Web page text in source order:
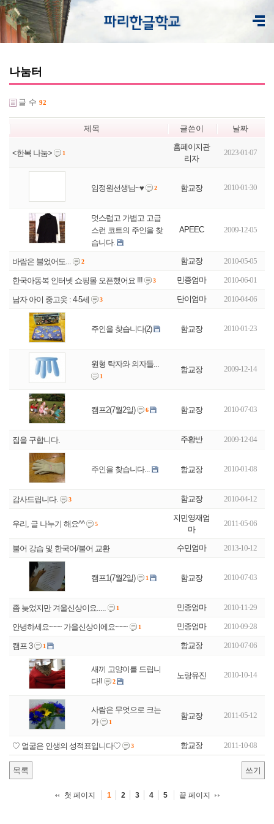
나눔터
글 수 92
제목 글쓴이 날짜
<한복 나눔> 1
홈페이지관
리자
2023-01-07
임정원선생님~♥ 2 함교장 2010-01-30
멋스럽고 가볍고 고급
스런 코트의 주인을 찾
습니다.
APEEC 2009-12-05
바람은 불었어도... 2 함교장 2010-05-05
한국아동복 인터넷 쇼핑몰 오픈했어요 !!! 3 민종엄마 2010-06-01
남자 아이 중고옷 : 4-5세 3 단이엄마 2010-04-06
주인을 찾습니다(2) 함교장 2010-01-23
원형 탁자와 의자들...
1
함교장 2009-12-14
캠프2(7월2일) 6 함교장 2010-07-03
집을 구합니다. 주황반 2009-12-04
주인을 찾습니다... 함교장 2010-01-08
감사드립니다. 3 함교장 2010-04-12
우리, 글 나누기 해요^^ 5
지민영재엄
마
2011-05-06
불어 강습 및 한국어/불어 교환 수민엄마 2013-10-12
캠프1(7월2일) 1 함교장 2010-07-03
좀 늦었지만 겨울신상이요..... 1 민종엄마 2010-11-29
안녕하세요~~~ 가을신상이에요~~~ 1 민종엄마 2010-09-28
캠프 3 1 함교장 2010-07-06
새끼 고양이를 드립니
다!!
2
노랑유진 2010-10-14
사람은 무엇으로 크는
가
1
함교장 2011-05-12
♡ 얼굴은 인생의 성적표입니다♡ 3 함교장 2011-10-08
목록 쓰기
첫 페이지 1 2 3 4 5 끝 페이지